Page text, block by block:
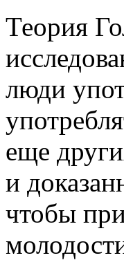
Теория
люди
еще
и
чтобы